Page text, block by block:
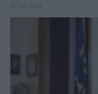
07.05.2026